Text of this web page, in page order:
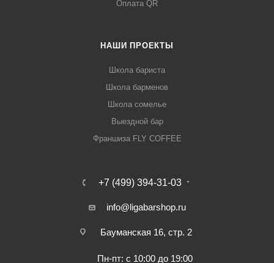
Оплата QR
НАШИ ПРОЕКТЫ
Школа бариста
Школа барменов
Школа сомелье
Выездной бар
Франшиза FLY COFFEE
+7 (499) 394-31-03
info@ligabarshop.ru
Бауманская 16, стр. 2
Пн-пт: с 10:00 до 19:00